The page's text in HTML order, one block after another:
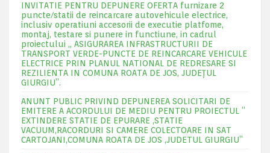
INVITATIE PENTRU DEPUNERE OFERTA furnizare 2
puncte/statii de reincarcare autovehicule electrice,
inclusiv operatiuni accesorii de executie platfome,
montaj, testare si punere in functiune, in cadrul
proiectului „ ASIGURAREA INFRASTRUCTURII DE
TRANSPORT VERDE-PUNCTE DE REINCARCARE VEHICULE
ELECTRICE PRIN PLANUL NATIONAL DE REDRESARE SI
REZILIENTA IN COMUNA ROATA DE JOS, JUDEŢUL
GIURGIU”.
ANUNT PUBLIC PRIVIND DEPUNEREA SOLICITARI DE
EMITERE A ACORDULUI DE MEDIU PENTRU PROIECTUL ”
EXTINDERE STATIE DE EPURARE ,STATIE
VACUUM,RACORDURI SI CAMERE COLECTOARE IN SAT
CARTOJANI,COMUNA ROATA DE JOS ,JUDETUL GIURGIU”